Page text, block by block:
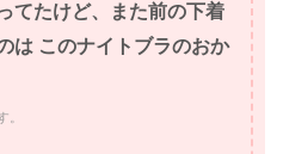
てたけど、また前の下着
は このナイトブラのおか
。